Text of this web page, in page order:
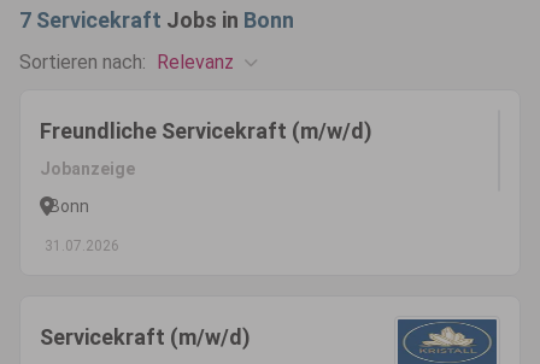
7 Servicekraft Jobs in Bonn
Sortieren nach: Relevanz
Freundliche Servicekraft (m/w/d)
Jobanzeige
Bonn
31.07.2026
Servicekraft (m/w/d)